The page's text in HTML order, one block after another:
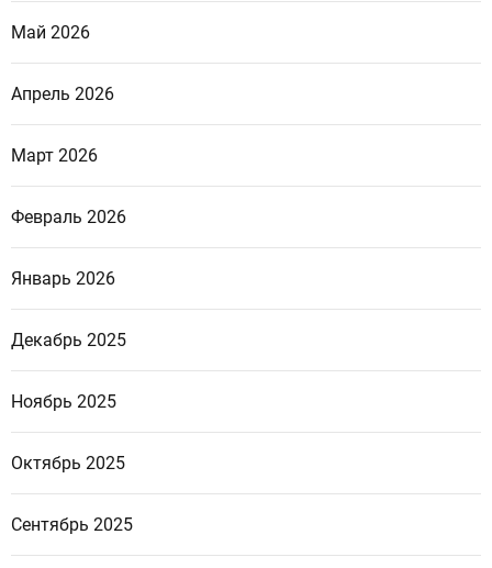
Май 2026
Апрель 2026
Март 2026
Февраль 2026
Январь 2026
Декабрь 2025
Ноябрь 2025
Октябрь 2025
Сентябрь 2025